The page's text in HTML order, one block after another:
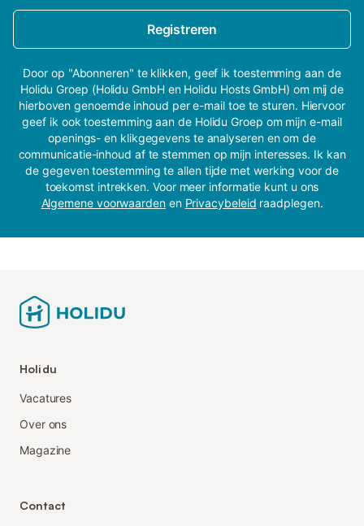
Registreren
Door op "Abonneren" te klikken, geef ik toestemming aan de
Holidu Groep (Holidu GmbH en Holidu Hosts GmbH) om mij de
hierboven genoemde inhoud per e-mail toe te sturen. Hiervoor
geef ik ook toestemming aan de Holidu Groep om mijn e-mail
openings- en klikgegevens te analyseren en om de
communicatie-inhoud af te stemmen op mijn interesses. Ik kan
de gegeven toestemming te allen tijde met werking voor de
toekomst intrekken. Voor meer informatie kunt u ons
Algemene voorwaardenen Privacybeleid raadplegen.
Holidu
Vacatures
Over ons
Magazine
Contact